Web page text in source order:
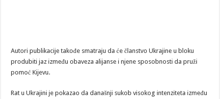
Autori publikacije takođe smatraju da će članstvo Ukrajine u bloku
produbiti jaz između obaveza alijanse i njene sposobnosti da pruži
pomoć Kijevu.
Rat u Ukrajini je pokazao da današnji sukob visokog intenziteta između